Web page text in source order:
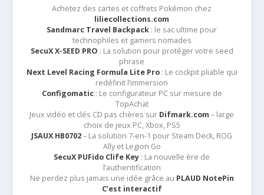
Achetez des cartes et coffrets Pokémon chez
liliecollections.com
Sandmarc Travel Backpack : le sac ultime pour
technophiles et gamers nomades
SecuX X-SEED PRO : La solution pour protéger votre seed
phrase
Next Level Racing Formula Lite Pro: Le cockpit pliable qui
redéfinit l’immersion
Configomatic: Le configurateur PC sur mesure de
TopAchat
Jeux vidéo et clés CD pas chères sur Difmark.com – large
choix de jeux PC, Xbox, PS5
JSAUX HB0702– La solution 7-en-1 pour Steam Deck, ROG
Ally et Legion Go
SecuX PUFido Clife Key : La nouvelle ère de
l’authentification
Ne perdez plus jamais une idée grâce au PLAUD NotePin
C’est interactif